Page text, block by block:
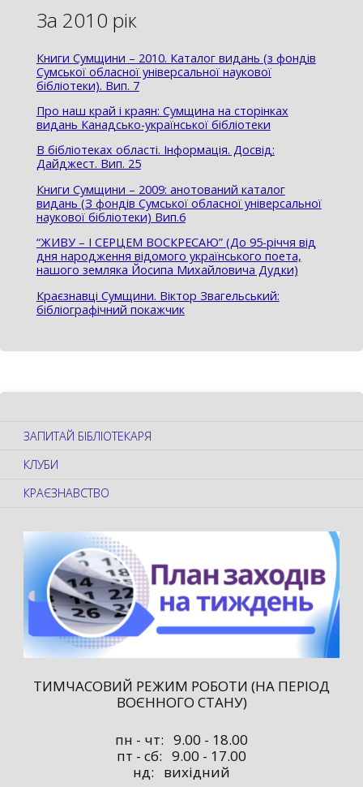
За 2010 рік
Книги Сумщини – 2010. Каталог видань (з фондів
Сумської обласної універсальної наукової
бібліотеки). Вип. 7
Про наш край і краян: Сумщина на сторінках
видань Канадсько-української бібліотеки
В бібліотеках області. Інформація. Досвід:
Дайджест. Вип. 25
Книги Сумщини – 2009: анотований каталог
видань (З фондів Сумської обласної універсальної
наукової бібліотеки) Вип.6
“ЖИВУ – І СЕРЦЕМ ВОСКРЕСАЮ” (До 95-річчя від
дня народження відомого українського поета,
нашого земляка Йосипа Михайловича Дудки)
Краєзнавці Сумщини. Віктор Звагельський:
бібліографічний покажчик
ЗАПИТАЙ БІБЛІОТЕКАРЯ
КЛУБИ
КРАЄЗНАВСТВО
ТИМЧАСОВИЙ РЕЖИМ РОБОТИ (НА ПЕРІОД
ВОЄННОГО СТАНУ)
пн - чт: 9.00 - 18.00
пт - сб: 9.00 - 17.00
нд: вихідний